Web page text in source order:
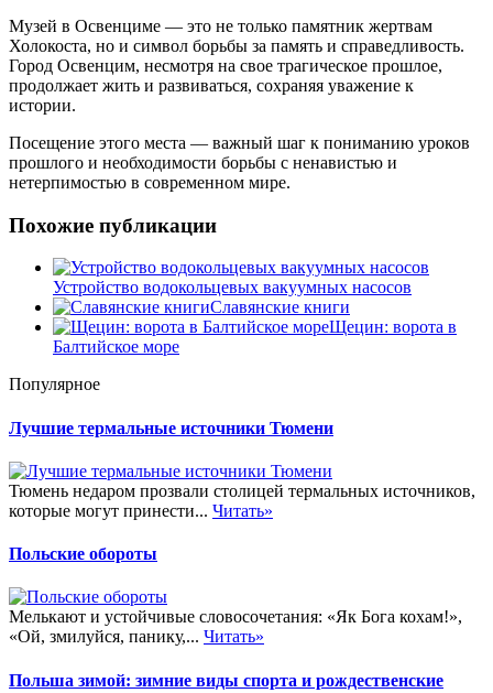
Музей в Освенциме — это не только памятник жертвам
Холокоста, но и символ борьбы за память и справедливость.
Город Освенцим, несмотря на свое трагическое прошлое,
продолжает жить и развиваться, сохраняя уважение к
истории.
Посещение этого места — важный шаг к пониманию уроков
прошлого и необходимости борьбы с ненавистью и
нетерпимостью в современном мире.
Похожие публикации
Устройство водокольцевых вакуумных насосов
Славянские книги
Щецин: ворота в
Балтийское море
Популярное
Лучшие термальные источники Тюмени
Тюмень недаром прозвали столицей термальных источников,
которые могут принести... Читать»
Польские обороты
Мелькают и устойчивые словосочетания: «Як Бога кохам!»,
«Ой, змилуйся, панику,... Читать»
Польша зимой: зимние виды спорта и рождественские